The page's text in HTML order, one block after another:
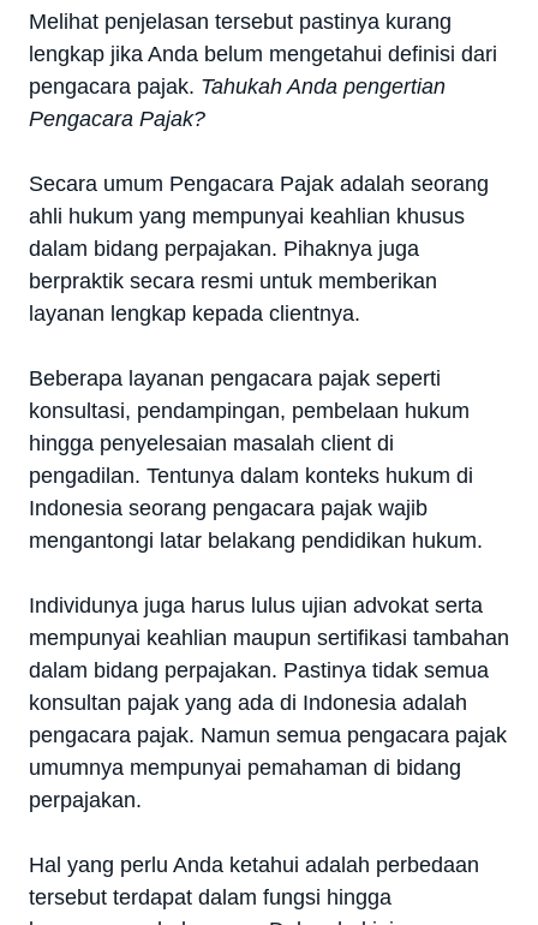
Melihat penjelasan tersebut pastinya kurang
lengkap jika Anda belum mengetahui definisi dari
pengacara pajak. Tahukah Anda pengertian
Pengacara Pajak?
Secara umum Pengacara Pajak adalah seorang
ahli hukum yang mempunyai keahlian khusus
dalam bidang perpajakan. Pihaknya juga
berpraktik secara resmi untuk memberikan
layanan lengkap kepada clientnya.
Beberapa layanan pengacara pajak seperti
konsultasi, pendampingan, pembelaan hukum
hingga penyelesaian masalah client di
pengadilan. Tentunya dalam konteks hukum di
Indonesia seorang pengacara pajak wajib
mengantongi latar belakang pendidikan hukum.
Individunya juga harus lulus ujian advokat serta
mempunyai keahlian maupun sertifikasi tambahan
dalam bidang perpajakan. Pastinya tidak semua
konsultan pajak yang ada di Indonesia adalah
pengacara pajak. Namun semua pengacara pajak
umumnya mempunyai pemahaman di bidang
perpajakan.
Hal yang perlu Anda ketahui adalah perbedaan
tersebut terdapat dalam fungsi hingga